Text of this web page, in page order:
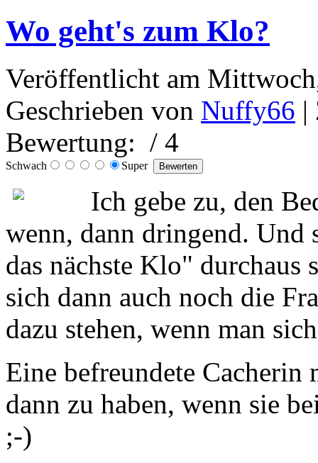
Wo geht's zum Klo?
Veröffentlicht am
Geschrieben von Nuffy66 |
Bewertung: / 4
Schwach Super
Ich gebe zu, den
wenn, dann dringend. Und
das nächste Klo"
sich dann auch noch die
dazu stehen, wenn man
Eine befreundete Cacherin
dann zu haben, wenn sie
;-)